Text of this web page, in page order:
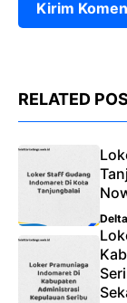
RELATED